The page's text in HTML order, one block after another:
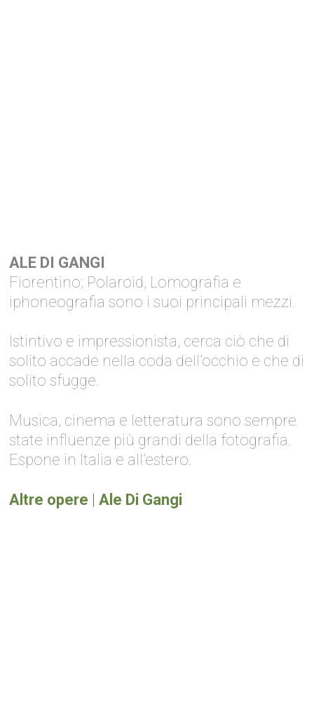
ALE DI GANGI
Fiorentino; Polaroid, Lomografia e
iphoneografia sono i suoi principali mezzi.
Istintivo e impressionista, cerca ciò che di
solito accade nella coda dell’occhio e che di
solito sfugge.
Musica, cinema e letteratura sono sempre
state influenze più grandi della fotografia.
Espone in Italia e all’estero.
Altre opere | Ale Di Gangi